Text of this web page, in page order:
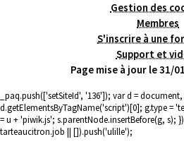
Gestion des
Membres
S'inscrire à une
Support et
Page mise à jour le 31/